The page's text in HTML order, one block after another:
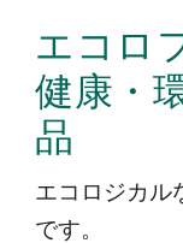
エコロ
健康・
品
エコロジカル
です。